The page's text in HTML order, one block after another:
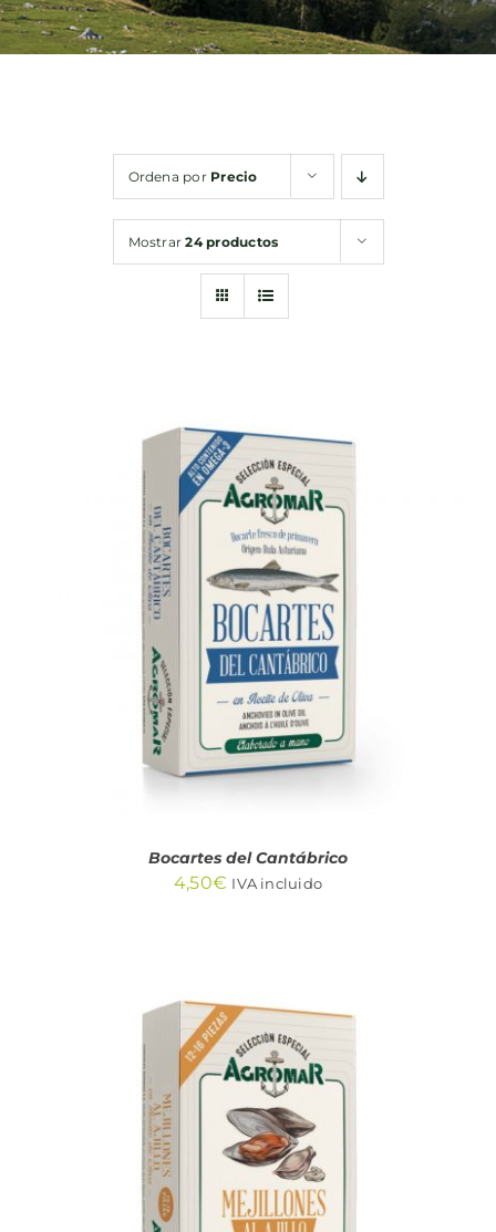
Bebidas
Ordena por Precio
Mostrar24 productos
AÑADIR AL CARRITO
/
DETALLES
Bocartes del Cantábrico
4,50€ IVA incluido
AÑADIR AL CARRITO
DETALLES